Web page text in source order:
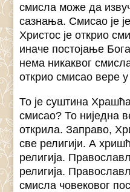
смисла може да
сазнања. Смисао је
Христос је открио
иначе постојање
нема никаквог
открио смисао вере
То је суштина
смисао? То ниједна
открила. Заправо,
све религији. А
религија.
религија.
смисла човековог